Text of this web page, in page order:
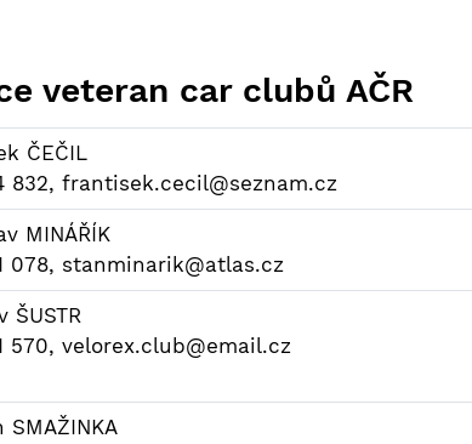
veteran car clubů AČR
ČEČIL
832, frantisek.cecil@seznam.cz
MINÁŘÍK
078, stanminarik@atlas.cz
ŠUSTR
570, velorex.club@email.cz